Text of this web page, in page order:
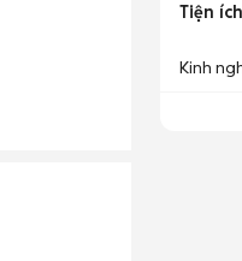
Tiện ích
Kinh